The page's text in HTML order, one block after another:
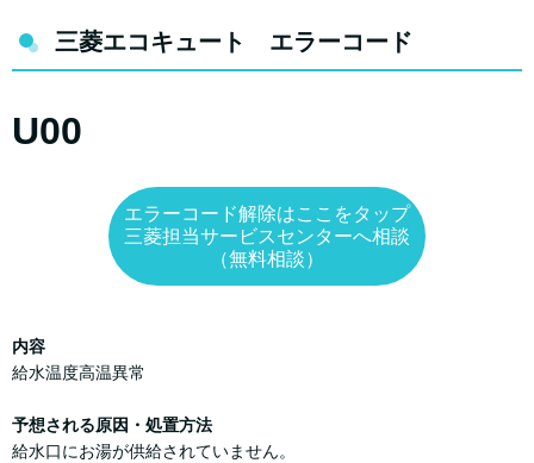
三菱エコキュート エラーコード
U00
エラーコード解除はここをタップ
三菱担当サービスセンターへ相談
（無料相談）
内容
給水温度高温異常
予想される原因・処置方法
給水口にお湯が供給されていません。